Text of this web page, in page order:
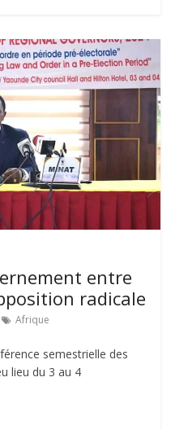
entre
radicale
Afrique
semestrielle des
lieu du 3 au 4